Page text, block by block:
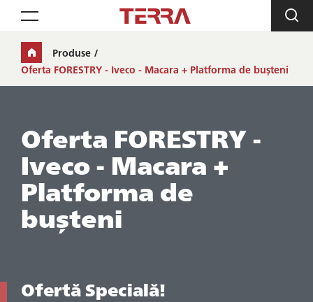
Toggle navigation
Produse
Oferta FORESTRY - Iveco - Macara + Platforma de bușteni
Oferta FORESTRY -
Iveco - Macara +
Platforma de
bușteni
Ofertă Specială!